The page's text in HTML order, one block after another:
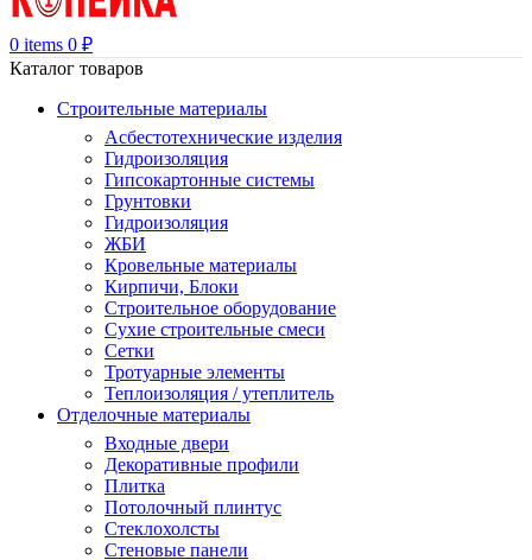
0 items 0 ₽
Каталог товаров
Строительные материалы
Асбестотехнические изделия
Гидроизоляция
Гипсокартонные системы
Грунтовки
Гидроизоляция
ЖБИ
Кровельные материалы
Кирпичи, Блоки
Строительное оборудование
Сухие строительные смеси
Сетки
Тротуарные элементы
Теплоизоляция / утеплитель
Отделочные материалы
Входные двери
Декоративные профили
Плитка
Потолочный плинтус
Стеклохолсты
Стеновые панели